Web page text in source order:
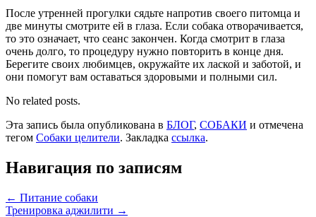
После утренней прогулки сядьте напротив своего питомца и
две минуты смотрите ей в глаза. Если собака отворачивается,
то это означает, что сеанс закончен. Когда смотрит в глаза
очень долго, то процедуру нужно повторить в конце дня.
Берегите своих любимцев, окружайте их лаской и заботой, и
они помогут вам оставаться здоровыми и полными сил.
No related posts.
Эта запись была опубликована в БЛОГ, СОБАКИ и отмечена
тегом Собаки целители. Закладка ссылка.
Навигация по записям
← Питание собаки
Тренировка аджилити →